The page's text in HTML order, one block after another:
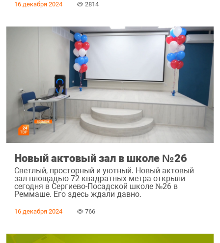
16 декабря 2024 2814
Новый актовый зал в школе №26
Светлый, просторный и уютный. Новый актовый
зал площадью 72 квадратных метра открыли
сегодня в Сергиево-Посадской школе №26 в
Реммаше. Его здесь ждали давно.
16 декабря 2024 766